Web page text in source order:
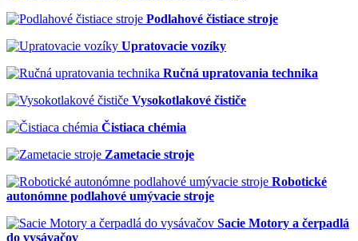
Podlahové čistiace stroje
Upratovacie vozíky
Ručná upratovania technika
Vysokotlakové čističe
Čistiaca chémia
Zametacie stroje
Robotické
autonómne podlahové umývacie stroje
Sacie Motory a čerpadlá
do vysávačov